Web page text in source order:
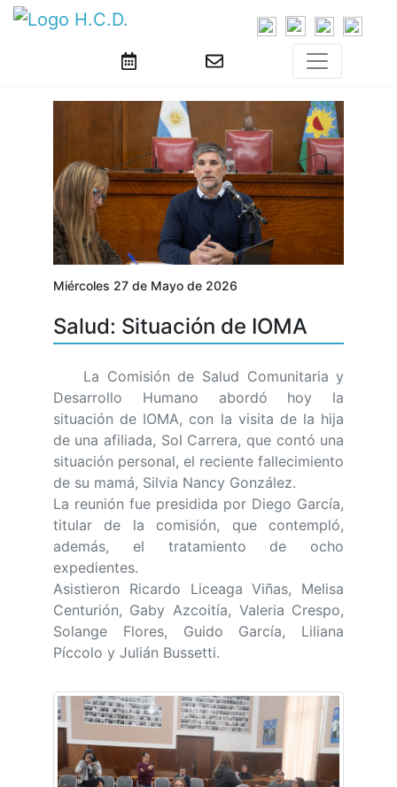
Miércoles 27 de Mayo de 2026
Salud: Situación de IOMA
La Comisión de Salud Comunitaria y
Desarrollo Humano abordó hoy la
situación de IOMA, con la visita de la hija
de una afiliada, Sol Carrera, que contó una
situación personal, el reciente fallecimiento
de su mamá, Silvia Nancy González.
La reunión fue presidida por Diego García,
titular de la comisión, que contempló,
además, el tratamiento de ocho
expedientes.
Asistieron Ricardo Liceaga Viñas, Melisa
Centurión, Gaby Azcoitía, Valeria Crespo,
Solange Flores, Guido García, Liliana
Píccolo y Julián Bussetti.